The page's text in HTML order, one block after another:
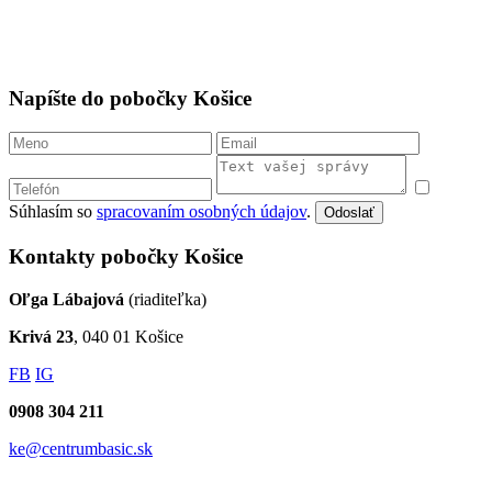
Napíšte do pobočky Košice
Súhlasím so spracovaním osobných údajov. Odoslať
Kontakty pobočky Košice
Oľga Lábajová (riaditeľka)
Krivá 23, 040 01 Košice
FB IG
0908 304 211
ke@centrumbasic.sk